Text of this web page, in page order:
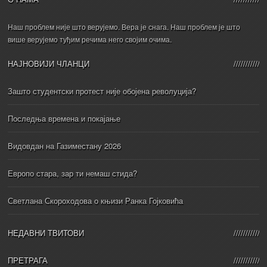
Наш проблем није што верујемо. Вера је снага. Наш проблем је што
више верујемо туђим речима него својим очима.
НАЈНОВИЈИ ЧЛАНЦИ
Зашто студентски протест није обојена револуција?
Последња времена и покајање
Видовдан на Газиместану 2026
Европо стара, зар ти немаш стида?
Светлана Скороходова о књизи Ранка Гојковића
НЕДАВНИ ТВИТОВИ
ПРЕТРАГА